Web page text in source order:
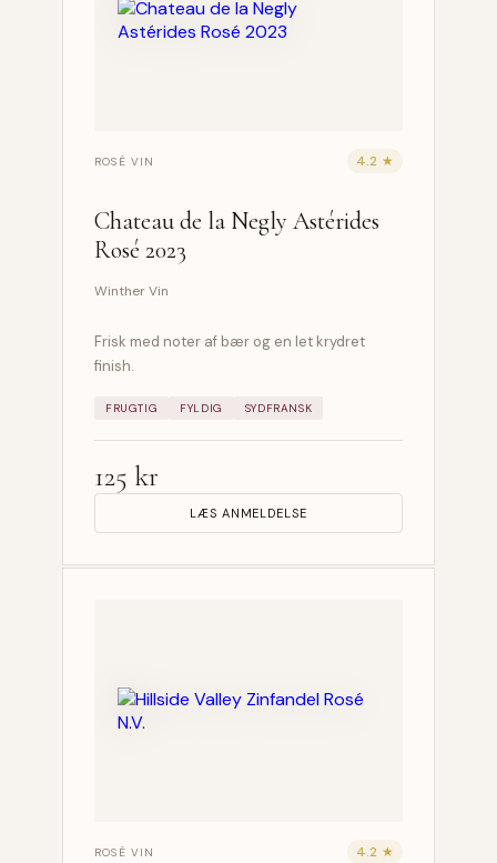
ROSÉ VIN 4.2 ★
Chateau de la Negly Astérides
Rosé 2023
Winther Vin
Frisk med noter af bær og en let krydret
finish.
FRUGTIG FYLDIG SYDFRANSK
125 kr
LÆS ANMELDELSE
ROSÉ VIN 4.2 ★